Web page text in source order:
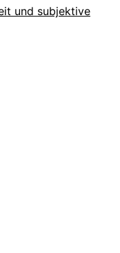
und subjektive